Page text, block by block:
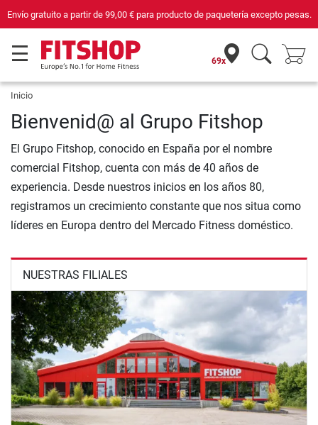
Envío gratuito a partir de 99,00 €para producto de paquetería excepto pesas.
69x
Inicio
Bienvenid@ al Grupo Fitshop
El Grupo Fitshop, conocido en España por el nombre
comercial Fitshop, cuenta con más de 40 años de
experiencia. Desde nuestros inicios en los años 80,
registramos un crecimiento constante que nos situa como
líderes en Europa dentro del Mercado Fitness doméstico.
NUESTRAS FILIALES